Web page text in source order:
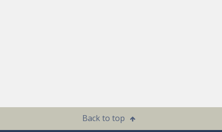
Back to top